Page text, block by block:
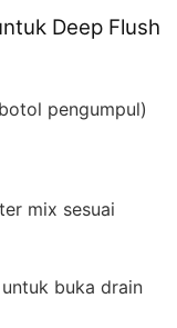
Deep Flush
pengumpul)
mix sesuai
buka drain